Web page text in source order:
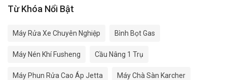
Từ Khóa Nổi Bật
Máy Rửa Xe Chuyên Nghiệp Bình Bọt Gas
Máy Nén Khí Fusheng Cầu Nâng 1 Trụ
Máy Phun Rửa Cao Áp Jetta Máy Chà Sàn Karcher